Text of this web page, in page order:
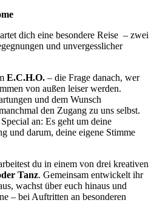
dich eine besondere Reise – zwei
und unvergesslicher
E.C.H.O. – die Frage danach, wer
von außen leiser werden.
und dem Wunsch
den Zugang zu uns selbst.
an: Es geht um deine
und darum, deine eigene Stimme
du in einem von drei kreativen
Tanz. Gemeinsam entwickelt ihr
wachst über euch hinaus und
– bei Auftritten an besonderen